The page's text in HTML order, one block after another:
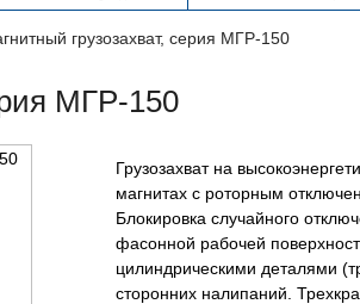
грузозахват, серия МГР-150
МГР-150
Грузозахват на
магнитах с роторным
Блокировка случайного
фасонной рабочей
цилиндрическими деталями
сторонних налипаний.